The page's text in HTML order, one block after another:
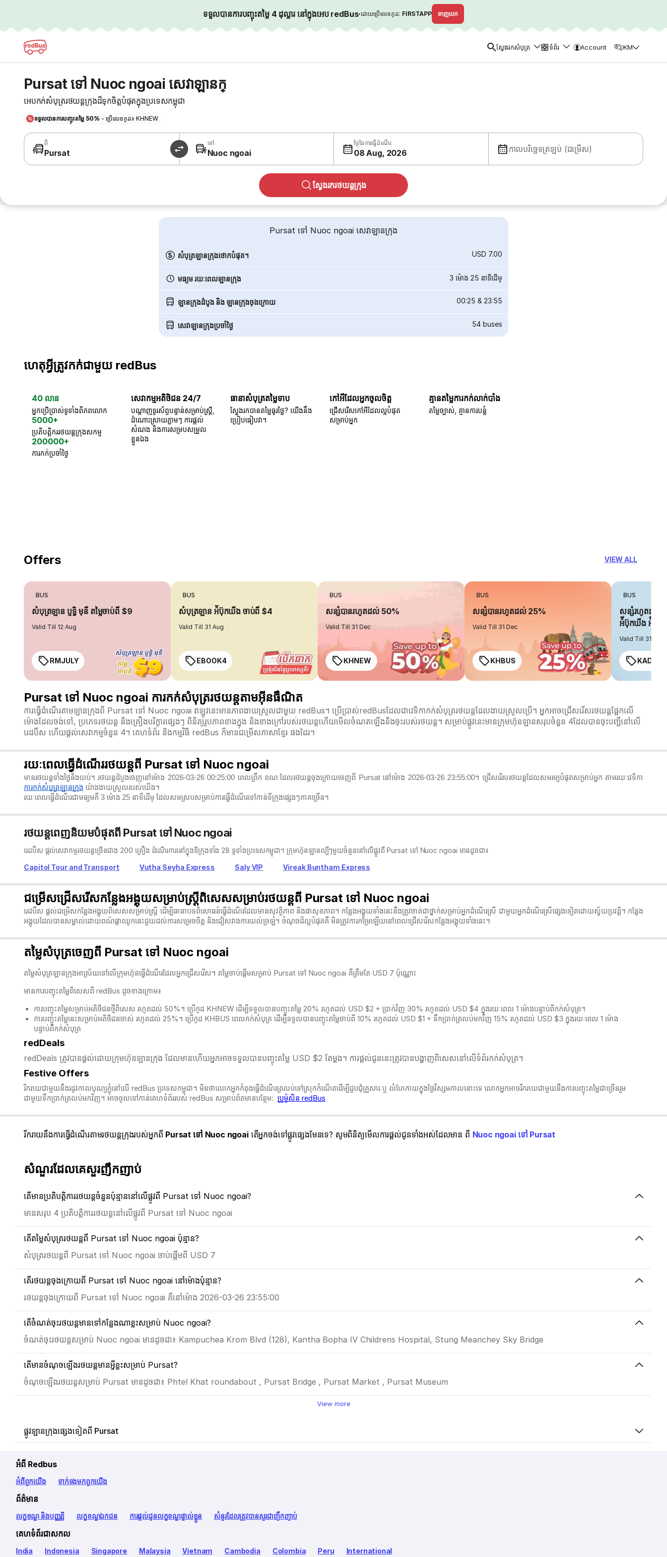
ទទួលបានការបញ្ចុះតម្លៃ 4 ដុល្លារ នៅក្នុងអេប redBus·ដោយប្រើលេខកូដ: FIRSTAPP ទាញយក
ស្វែងរកសំបុត្រ ទំព័រ Account KM
Pursat ទៅ Nuoc ngoai សេវាឡានក្
អេបកក់សំបុត្ររថយន្តក្រុងដ៏ទុកចិត្តបំផុតក្នុងប្រទេសកម្ពុជា
ទទួលបានការបញ្ចុះតម្លៃ 50% - ប្រើលេខកូដ៖ KHNEW
ពី
Pursat
ទៅ
Nuoc ngoai
ថ្ងៃនៃការធ្វើដំណើរ
08 Aug, 2026 កាលបរិច្ឆេទត្រឡប់ (ជម្រើស)
ស្វែងរករថយន្តក្រុង
Pursat ទៅ Nuoc ngoai សេវាឡានក្រុង
សំបុត្រឡានក្រុងថោកបំផុត។ USD 7.00
មធ្យម រយៈពេលឡានក្រុង 3 ម៉ោង 25 នាទី​ដើម្
ឡានក្រុងដំបូង និង ឡានក្រុងចុងក្រោយ 00:25 & 23:55
សេវាឡានក្រុងប្រចាំថ្ងៃ 54 buses
ហេតុអ្វីត្រូវកក់ជាមួយ redBus
40 លាន
អ្នកប្រើប្រាស់ទូទាំងពិភពលោក
5000+
ប្រតិបត្តិកររថយន្តក្រុងសកម្ម
200000+
ការកក់ប្រចាំថ្ងៃ
សេវាកម្មអតិថិជន 24/7
បណ្តាញទូរស័ព្ទបន្ទាន់សម្រាប់ស្ត្រី,
ដំណោះស្រាយភ្លាមៗ ការផ្តល់
សំណង និងការសម្របសម្រួល
ខ្លួនឯង
ធានាសំបុត្រតម្លៃទាប
ស្វែងរកបានតម្លៃធូរថ្លៃ? យើងនឹង
ប្រៀបធៀបវា។
កៅអីដែលអ្នកចូលចិត្ត
ជ្រើសរើសកៅអីដែលល្អបំផុត
សម្រាប់អ្នក
គ្មានតម្លៃការកក់លាក់បាំង
តម្លៃច្បាស់, គ្មានការបន្លំ
Offers VIEW ALL
BUS
សំបុត្រឡាន ប្ញទ្ធិ មុនី តម្លៃចាប់ពី $9
Valid Till 12 Aug
RMJULY
BUS
សំបុត្រឡាន អ៉ីប៊ុកឃីង ចាប់ពី $4
Valid Till 31 Aug
EBOOK4
BUS
សន្សំបានរហូតដល់ 50%
Valid Till 31 Dec
KHNEW
BUS
សន្សំបានរហូតដល់ 25%
Valid Till 31 Dec
KHBUS
BUS
សន្សំរហូតដល់
អ៉ីប៊ុកឃីង អ៉ិចប្
Valid Till 31 Dec
KADO20
Pursat ទៅ Nuoc ngoai ការកក់សំបុត្ររថយន្តតាមអ៊ីនធឺណិត
ការធ្វើដំណើរតាមឡានក្រុងពី Pursat ទៅ Nuoc ngoai ឥឡូវនេះមានភាពងាយស្រួលជាមួយ redBus។ ប្រើប្រាស់redBusដែលជាវេទិកាកក់សំបុត្ររថយន្តដែលងាយស្រួលប្រើ។ អ្នកអាចជ្រើសរើសរថយន្តផ្អែកលើ
ម៉ោងដែលចង់ទៅ, ប្រភេទរថយន្ត និងគ្រឿងបរិក្ខារផ្សេងៗ ពិនិត្យរូបភាពខាងក្នុង និងខាងក្រៅរបស់រថយន្តហើយមើលចំណតឡើងនិងចុះរបស់រថយន្ត។ សម្រាប់ផ្លូវនេះមានក្រុមហ៊ុនឡានសរុបចំនួន 4ដែលបានចុះបញ្ជីនៅលើ
រេដបឹស ហើយផ្តល់សេវាកម្មចំនួន 4។ គេហទំព័រ និងកម្មវិធី redBus ក៏មានជម្រើសភាសាខ្មែរ ផងដែរ។
រយៈពេលធ្វើដំណើររថយន្តពី Pursat ទៅ Nuoc ngoai
មានរថយន្តទាំងថ្ងៃនិងយប់។ រថយន្តដំបូងចេញនៅម៉ោង 2026-03-26 00:25:00 ពេលព្រឹក ខណៈដែលរថយន្តចុងក្រោយចេញពី Pursat នៅម៉ោង 2026-03-26 23:55:00។ ជ្រើសរើសរថយន្តដែលសមរម្យបំផុតសម្រាប់អ្នក តាមរយៈវេទិកា
ការកក់សំបុត្រឡានក្រុង យ៉ាងងាយស្រួលរបស់យើង។
រយៈពេលធ្វើដំណើរជាមធ្យមគឺ 3 ម៉ោង 25 នាទី​ដើម្ ដែលសមស្របសម្រាប់ការធ្វើដំណើរទៅកាន់ទីក្រុងផ្សេងៗភាគច្រើន។
រថយន្តពេញនិយមបំផុតពី Pursat ទៅ Nuoc ngoai
រេដបឹស ផ្តល់សេវាកម្មរថយន្តច្រើនជាង 200 គ្រឿង ដំណើរការនៅក្នុងទីក្រុងទាំង 28 ទូទាំងប្រទេសកម្ពុជា។ ក្រុមហ៊ុនឡានល្បីៗមួយចំនួននៅលើផ្លូវពី Pursat ទៅ Nuoc ngoai មានដូចជា៖
Capitol Tour and Transport
Vutha Seyha Express Saly VIP Vireak Buntham Express
ជម្រើសជ្រើសរើសកន្លែងអង្គុយសម្រាប់ស្ត្រីពិសេសសម្រាប់រថយន្តពី Pursat ទៅ Nuoc ngoai
រេដបឹស ផ្តល់ជម្រើសកន្លែងអង្គុយពិសេសសម្រាប់ស្ត្រី ដើម្បីធានាបទពិសោធន៍ធ្វើដំណើរដែលមានសុវត្ថិភាព និងផាសុខភាព។ កន្លែងអង្គុយទាំងនេះនឹងត្រូវចាត់ជាថ្នាក់សម្រាប់អ្នកដំណើរស្រី ជាមួយអ្នកដំណើរស្រីផ្សេងទៀតដោយស្វ័យប្រវត្តិ។ កន្លែង
អង្គុយដែលបានសម្គាល់ដោយពណ៌ផ្កាឈូកនេះជួយដល់ការសម្រេចចិត្ត និងជៀសវាងការយល់ច្រឡំ។ ចំណុចដ៏ល្អបំផុតគឺ មិនត្រូវការកម្រៃឡើយនៅពេលជ្រើសរើសកន្លែងអង្គុយទាំងនេះ។
តម្លៃសំបុត្រចេញពី Pursat ទៅ Nuoc ngoai
តម្លៃសំបុត្រឡានក្រុងអាស្រ័យទៅលើក្រុមហ៊ុនធ្វើដំណើរដែលអ្នកជ្រើសរើស។ តម្លៃចាប់ផ្តើមសម្រាប់ Pursat ទៅ Nuoc ngoai គឺត្រឹមតែ USD 7 ប៉ុណ្ណោះ
មានការបញ្ចុះតម្លៃពិសេសពី redBus ដូចខាងក្រោម៖
ការបញ្ចុះតម្លៃសម្រាប់អតិថិជនថ្មីពិសេស រហូតដល់ 50%។ ប្រើកូដ KHNEW ដើម្បីទទួលបានបញ្ចុះតម្លៃ 20% រហូតដល់ USD $2 + ប្រាក់វិញ 30% រហូតដល់ USD $4 ក្នុងរយៈពេល 1 ម៉ោងបន្ទាប់ពីកក់សំបុត្រ។
ការបញ្ចុះតម្លៃនេះសម្រាប់អតិថិជនចាស់ រហូតដល់ 25%។ ប្រើកូដ KHBUS ពេលកក់សំបុត្ រ ដើម្បីទទួលបានបញ្ចុះតម្លៃចាប់ពី 10% រហូតដល់ USD $1 + ទឹកប្រាក់ត្រលប់មកវិញ 15% រហូតដល់ USD $3 ក្នុងរយៈពេល 1 ម៉ោង
បន្ទាប់ពីកក់សំបុត្
redDeals
redDeals ត្រូវបានផ្តល់ដោយក្រុមហ៊ុនឡានក្រុង ដែលមានហើយអ្នកអាចទទួលបានបញ្ចុះតម្លៃ USD $2 តែម្ដង។ ការផ្តល់ជូននេះត្រូវបានបង្ហាញពិសេសនៅលើទំព័រកក់សំបុត្រ។​​
Festive Offers
រីករាយជាមួយនឹងរដូវកាលបុណ្យភ្ជុំ​នៅលើ redBus ប្រទេសកម្ពុជា។ មិនថាលោកអ្នកកំពុងធ្វើដំណើរត្រលប់ទៅស្រុកកំណើតដើម្បីជួបជុំគ្រួសារ ឬ លំហែកាយក្នុងថ្ងៃវិស្សមកាលនោះទេ លោកអ្នកអាចរីករាយជាមួយនឹងការបញ្ចុះតម្លៃជាច្រើនរួម
ជាមួយទឹកប្រាក់ត្រលប់មកវិញ។ អាចចូលទៅកាន់គេហទំព័ររបស់ redBus សម្រាប់ព័តមានបន្ថែម: ប្រូម៉ូសិន redBus
រីករាយនឹងការធ្វើដំណើរតាមរថយន្តក្រុងរបស់អ្នកពី Pursat ទៅ Nuoc ngoaiតើអ្នកចង់ទៅផ្លូវផ្សេងមែនទេ? សូមពិនិត្យមើលការផ្តល់ជូនទាំងអស់ដែលមាន ពី Nuoc ngoai ទៅ Pursat
សំណួរដែលគេសួរញឹកញាប់
តើមានប្រតិបត្តិការរថយន្តចំនួនប៉ុន្មាននៅលើផ្លូវពី Pursat ទៅ Nuoc ngoai?
មានសរុប 4 ប្រតិបត្តិការរថយន្តនៅលើផ្លូវពី Pursat ទៅ Nuoc ngoai
តើតម្លៃសំបុត្ររថយន្តពី Pursat ទៅ Nuoc ngoai ប៉ុន្មាន?
សំបុត្ររថយន្តពី Pursat ទៅ Nuoc ngoai ចាប់ផ្តើមពី USD 7
តើរថយន្តចុងក្រោយពី Pursat ទៅ Nuoc ngoai នៅម៉ោងប៉ុន្មាន?
រថយន្តចុងក្រោយពី Pursat ទៅ Nuoc ngoai គឺនៅម៉ោង 2026-03-26 23:55:00
តើចំំណត់ចុះរថយន្តមានទៅកន្លែងណាខ្លះសម្រាប់ Nuoc ngoai?
ចំណត់ចុះរថយន្តសម្រាប់ Nuoc ngoai មានដូចជា៖ Kampuchea Krom Blvd (128), Kantha Bopha IV Childrens Hospital, Stung Meanchey Sky Bridge
តើមានចំណុចឡើងរថយន្តមានអ្វីខ្លះសម្រាប់ Pursat?
ចំណុចឡើងរថយន្តសម្រាប់ Pursat មានដូចជា៖ Phtel Khat roundabout , Pursat Bridge , Pursat Market , Pursat Museum
View more
ផ្លូវឡានក្រុងផ្សេងទៀតពី Pursat
អំពី Redbus
អំពី​ពួក​យើង ទាក់ទង​មក​ពួក​យើង
ព័ត៌មាន
លក្ខខណ្ឌ និងបញ្ញត្តិ លក្ខខណ្ឌឯកជន ការផ្តល់ជូនលក្ខខណ្ឌផ្ទាល់ខ្លួន សំនួរដែលត្រូវបានសួរជាញឹកញាប់
គេហទំព័រជាសកល
India Indonesia Singapore Malaysia Vietnam Cambodia Colombia Peru International